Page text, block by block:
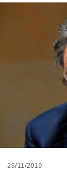
26/11/2019